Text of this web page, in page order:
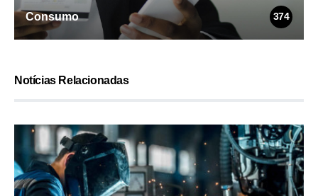
Consumo 374
Notícias Relacionadas